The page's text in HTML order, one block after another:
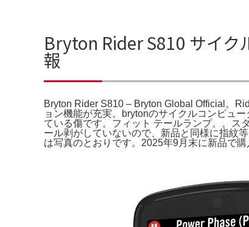
Bryton Rider S810 サイ
報
Bryton Rider S810 – Bryton Global Official。
ョン機能が充実。brytonのサイクルコンピュ
ている傷です。フィット テールランプ。。ス
ール剥がしていないので、新品と同様に指紋
は写真のとおりです。2025年9月末に新品で